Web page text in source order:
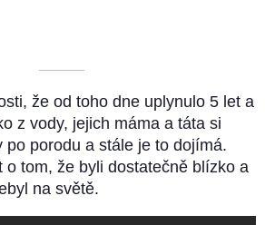
––––––––––
že od toho dne uplynulo 5 let a
z vody, jejich máma a táta si
po porodu a stále je to dojímá.
o tom, že byli dostatečně blízko a
na světě.